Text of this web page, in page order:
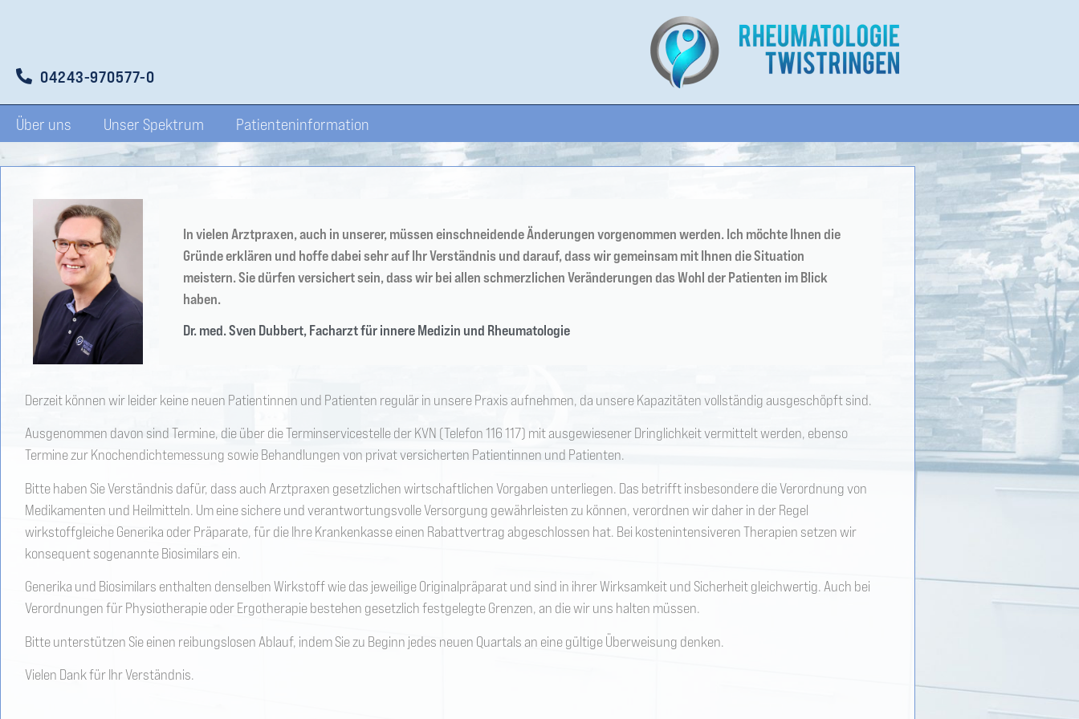
04243-970577-0
Über uns Unser Spektrum Patienteninformation
In vielen Arztpraxen, auch in unserer, müssen einschneidende Änderungen vorgenommen werden. Ich möchte Ihnen die
Gründe erklären und hoffe dabei sehr auf Ihr Verständnis und darauf, dass wir gemeinsam mit Ihnen die Situation
meistern. Sie dürfen versichert sein, dass wir bei allen schmerzlichen Veränderungen das Wohl der Patienten im Blick
haben.
Dr. med. Sven Dubbert, Facharzt für innere Medizin und Rheumatologie
Derzeit können wir leider keine neuen Patientinnen und Patienten regulär in unsere Praxis aufnehmen, da unsere Kapazitäten vollständig ausgeschöpft sind.
Ausgenommen davon sind Termine, die über die Terminservicestelle der KVN (Telefon 116 117) mit ausgewiesener Dringlichkeit vermittelt werden, ebenso
Termine zur Knochendichtemessung sowie Behandlungen von privat versicherten Patientinnen und Patienten.
Bitte haben Sie Verständnis dafür, dass auch Arztpraxen gesetzlichen wirtschaftlichen Vorgaben unterliegen. Das betrifft insbesondere die Verordnung von
Medikamenten und Heilmitteln. Um eine sichere und verantwortungsvolle Versorgung gewährleisten zu können, verordnen wir daher in der Regel
wirkstoffgleiche Generika oder Präparate, für die Ihre Krankenkasse einen Rabattvertrag abgeschlossen hat. Bei kostenintensiveren Therapien setzen wir
konsequent sogenannte Biosimilars ein.
Generika und Biosimilars enthalten denselben Wirkstoff wie das jeweilige Originalpräparat und sind in ihrer Wirksamkeit und Sicherheit gleichwertig. Auch bei
Verordnungen für Physiotherapie oder Ergotherapie bestehen gesetzlich festgelegte Grenzen, an die wir uns halten müssen.
Bitte unterstützen Sie einen reibungslosen Ablauf, indem Sie zu Beginn jedes neuen Quartals an eine gültige Überweisung denken.
Vielen Dank für Ihr Verständnis.